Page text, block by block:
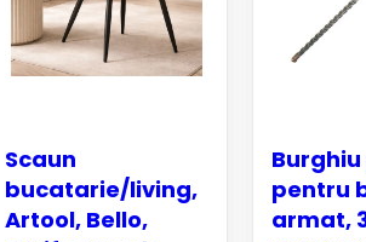
Scaun
bucatarie/living,
Artool, Bello,
pentru
armat,